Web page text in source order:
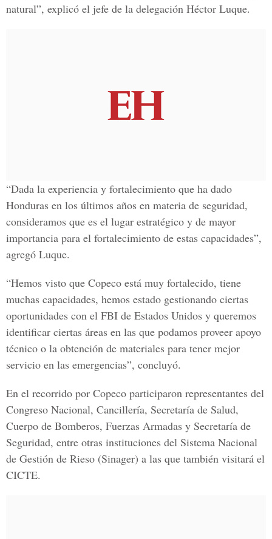
natural”, explicó el jefe de la delegación Héctor Luque.
“Dada la experiencia y fortalecimiento que ha dado
Honduras en los últimos años en materia de seguridad,
consideramos que es el lugar estratégico y de mayor
importancia para el fortalecimiento de estas capacidades”,
agregó Luque.
“Hemos visto que Copeco está muy fortalecido, tiene
muchas capacidades, hemos estado gestionando ciertas
oportunidades con el FBI de Estados Unidos y queremos
identificar ciertas áreas en las que podamos proveer apoyo
técnico o la obtención de materiales para tener mejor
servicio en las emergencias”, concluyó.
En el recorrido por Copeco participaron representantes del
Congreso Nacional, Cancillería, Secretaría de Salud,
Cuerpo de Bomberos, Fuerzas Armadas y Secretaría de
Seguridad, entre otras instituciones del Sistema Nacional
de Gestión de Rieso (Sinager) a las que también visitará el
CICTE.